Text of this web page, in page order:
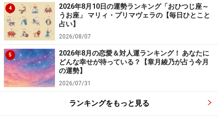
何かの拍子に関係が壊れ、離れていく恋愛相手よりも、
親友としてキープしたほうが、一生つきあえるという計
算もしていそう。
結婚願望もそれほど強くはないはず。もしも、「そんな
ことはない、すごくしたい！」と感じるとしたら、それ
は、夫婦の絆や家庭的な温もりへの渇望というよりも、
老後に一人にならないための保険、よき理解者をキープ
したい願望の変型かもしれません。伝統的な結婚は縛り
4
2026年8月10日の運勢ランキング「おひつじ座～
うお座」 マリィ・プリマヴェラの【毎日ひとこと
占い】
2026/08/07
5
2026年8月の恋愛＆対人運ランキング！ あなたに
どんな幸せが待っている？【章月綾乃が占う今月
の運勢】
2026/07/31
ランキングをもっと見る